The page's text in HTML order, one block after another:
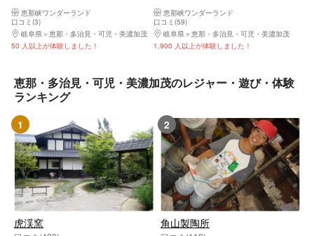
恵那峡ワンダーランド
口コミ(3)
岐阜県
恵那・多治見・可児・美濃加茂
50 人以上が体験しました！
恵那峡ワンダーランド
口コミ(59)
岐阜県
恵那・多治見・可児・美濃加茂
1,900 人以上が体験しました！
恵那・多治見・可児・美濃加茂のレジャー・遊び・体験
ランキング
1
虎渓窯
2
角山製陶所